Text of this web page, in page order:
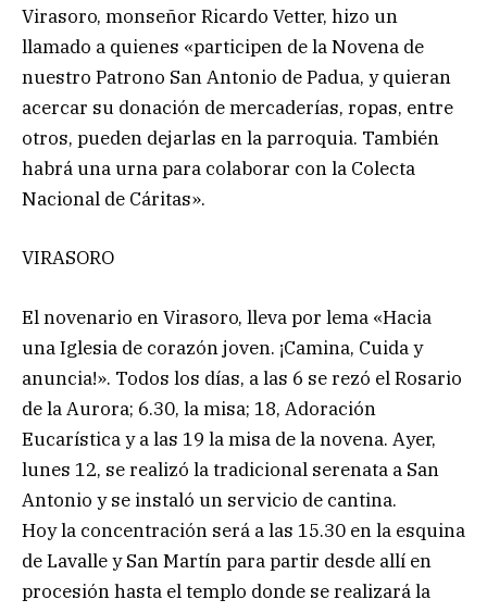
Virasoro, monseñor Ricardo Vetter, hizo un
llamado a quienes «participen de la Novena de
nuestro Patrono San Antonio de Padua, y quieran
acercar su donación de mercaderías, ropas, entre
otros, pueden dejarlas en la parroquia. También
habrá una urna para colaborar con la Colecta
Nacional de Cáritas».
VIRASORO
El novenario en Virasoro, lleva por lema «Hacia
una Iglesia de corazón joven. ¡Camina, Cuida y
anuncia!». Todos los días, a las 6 se rezó el Rosario
de la Aurora; 6.30, la misa; 18, Adoración
Eucarística y a las 19 la misa de la novena. Ayer,
lunes 12, se realizó la tradicional serenata a San
Antonio y se instaló un servicio de cantina.
Hoy la concentración será a las 15.30 en la esquina
de Lavalle y San Martín para partir desde allí en
procesión hasta el templo donde se realizará la